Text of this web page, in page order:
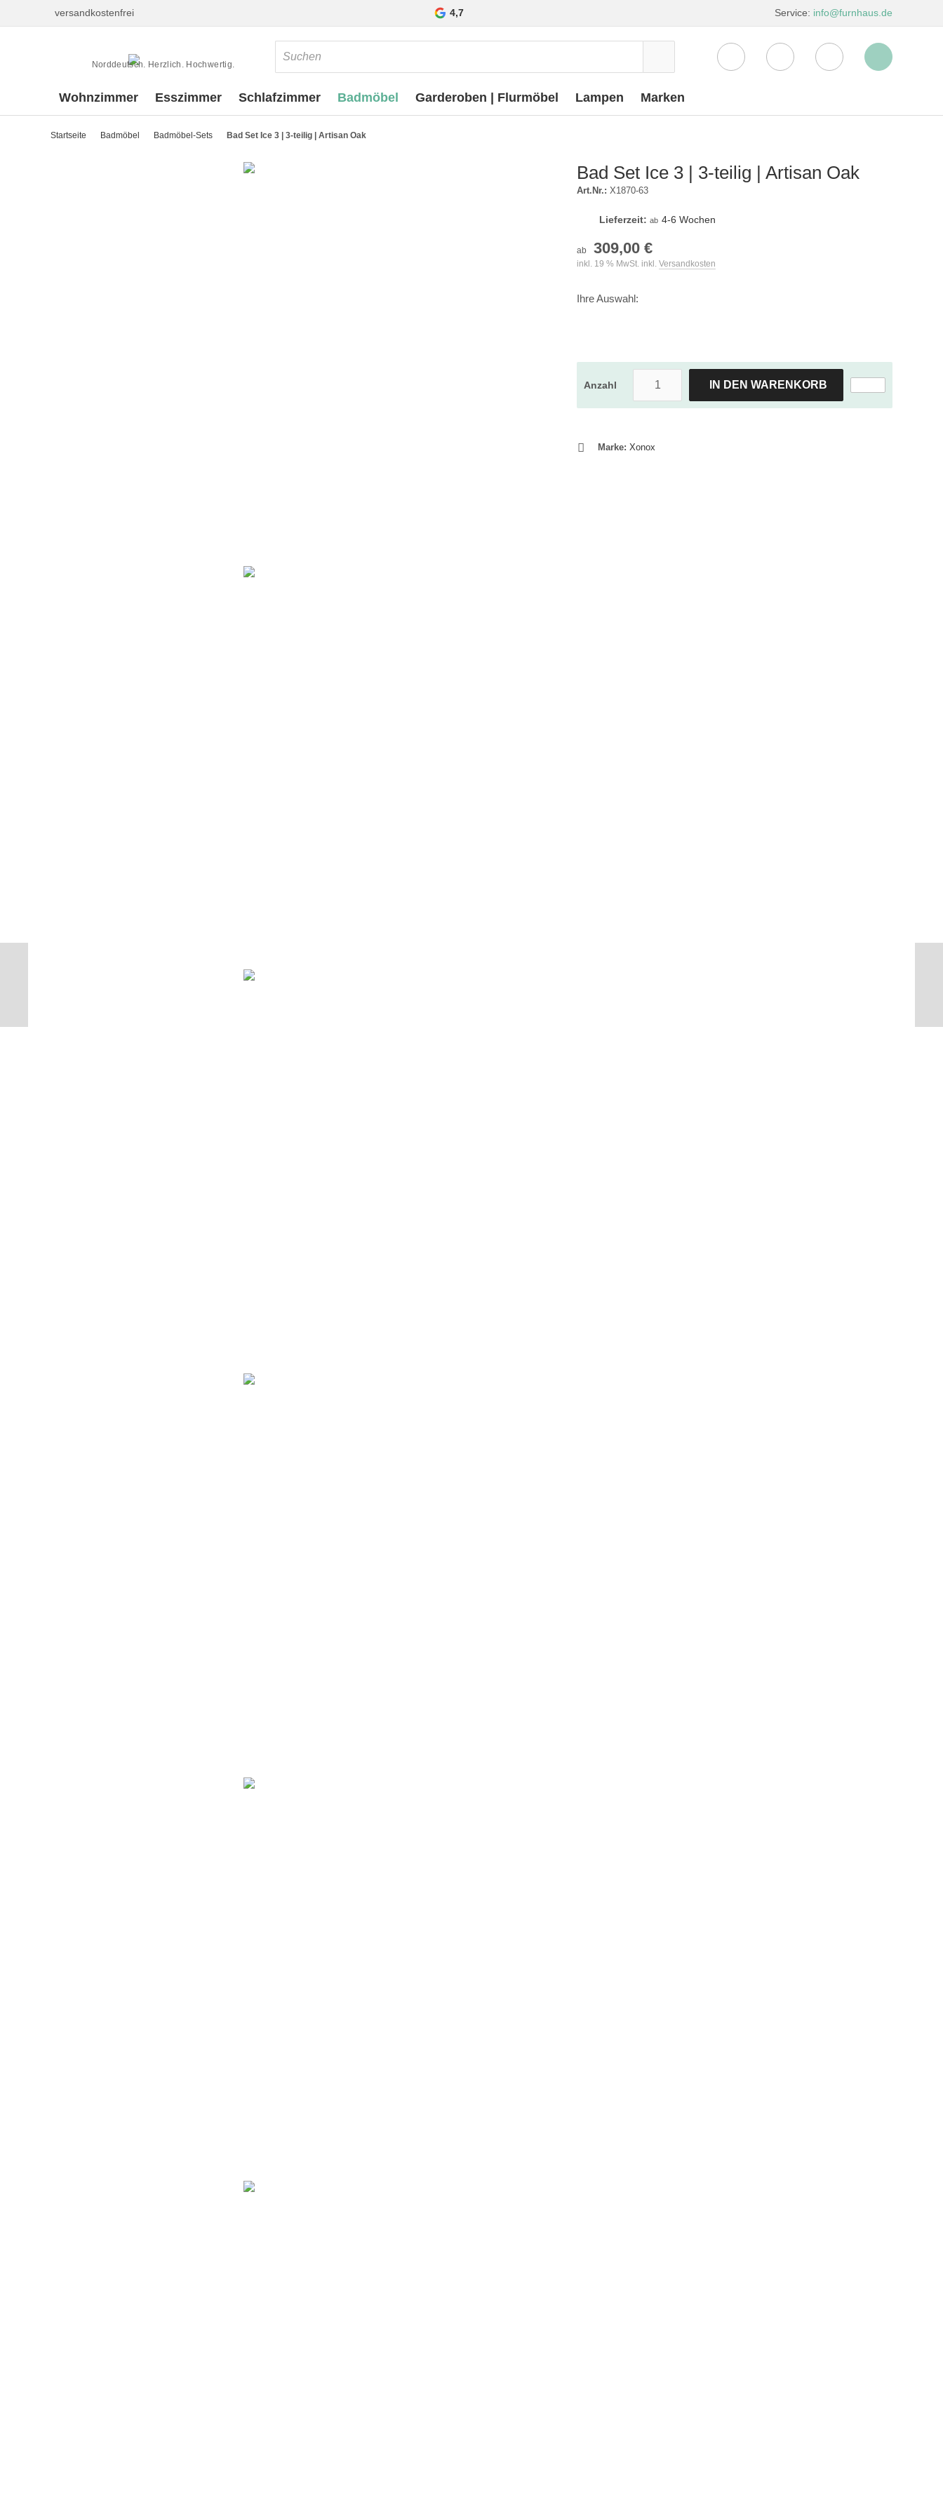
versandkostenfrei 4,7 Service: info@furnhaus.de
Norddeutsch. Herzlich. Hochwertig.
Wohnzimmer Esszimmer Schlafzimmer Badmöbel Garderoben | Flurmöbel Lampen Marken
Startseite Badmöbel Badmöbel-Sets Bad Set Ice 3 | 3-teilig | Artisan Oak
Bad Set Ice 3 | 3-teilig | Artisan Oak
Art.Nr.: X1870-63
Lieferzeit: ab 4-6 Wochen
ab 309,00 €
inkl. 19 % MwSt. inkl. Versandkosten
Ihre Auswahl:
Anzahl IN DEN WARENKORB
Marke: Xonox